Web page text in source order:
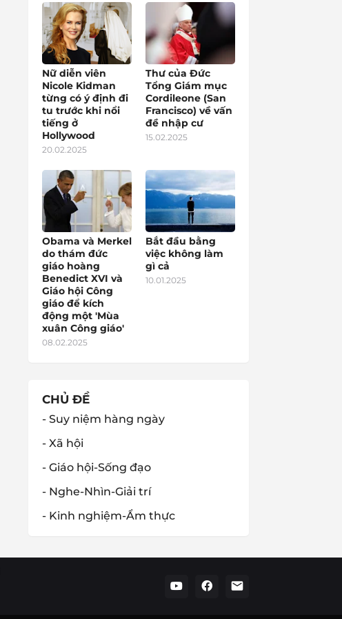
Nữ diễn viên
Nicole Kidman
từng có ý định đi
tu trước khi nổi
tiếng ở
Hollywood
20.02.2025
Thư của Đức
Tổng Giám mục
Cordileone (San
Francisco) về vấn
đề nhập cư
15.02.2025
Obama và Merkel
do thám đức
giáo hoàng
Benedict XVI và
Giáo hội Công
giáo để kích
động một 'Mùa
xuân Công giáo'
08.02.2025
Bắt đầu bằng
việc không làm
gì cả
10.01.2025
CHỦ ĐỀ
- Suy niệm hàng ngày
- Xã hội
- Giáo hội-Sống đạo
- Nghe-Nhìn-Giải trí
- Kinh nghiệm-Ẩm thực